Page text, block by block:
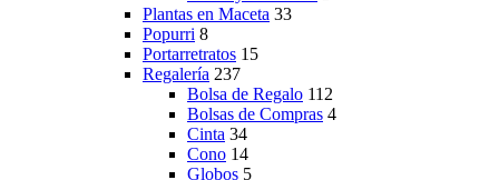
Plantas en Maceta 33
Popurri 8
Portarretratos 15
Regalería 237
Bolsa de Regalo 112
Bolsas de Compras 4
Cinta 34
Cono 14
Globos 5